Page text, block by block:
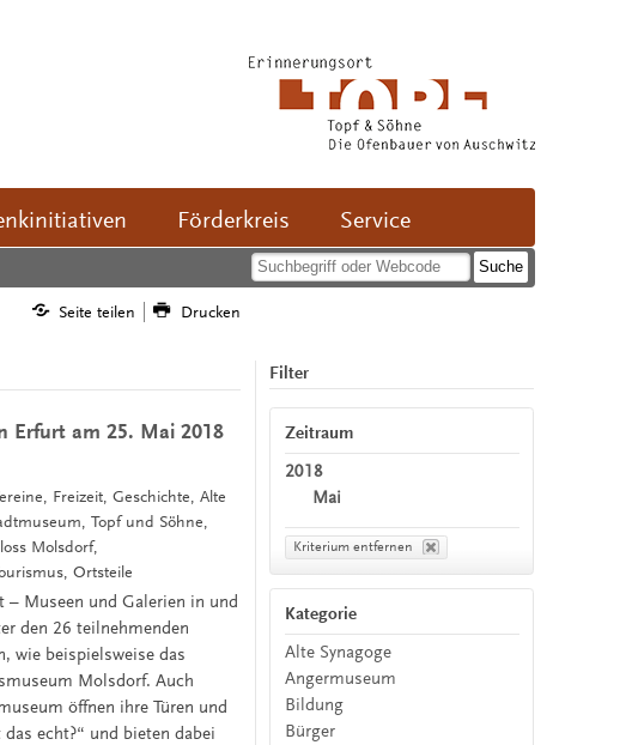
Förderkreis Service
Seite teilen Drucken
Erfurt am 25. Mai 2018
Freizeit, Geschichte, Alte
Topf und Söhne,
Molsdorf,
Ortsteile
Museen und Galerien in und
den 26 teilnehmenden
wie beispielsweise das
Molsdorf. Auch
öffnen ihre Türen und
echt?“ und bieten dabei
Filter
Zeitraum
2018
Mai
Kriterium entfernen
Kategorie
Alte Synagoge
Angermuseum
Bildung
Bürger